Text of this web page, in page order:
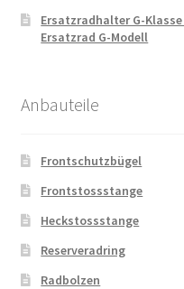
Ersatzradhalter G-
Ersatzrad G-Modell
Anbauteile
Frontschutzbügel
Frontstossstange
Heckstossstange
Reserveradring
Radbolzen